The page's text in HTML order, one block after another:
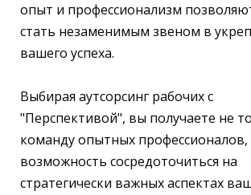
опыт и профессионализм
стать незаменимым звеном в
вашего успеха.
Выбирая аутсорсинг рабочих с
"Перспективой", вы получаете не
команду опытных профессионалов,
возможность сосредоточиться на
стратегически важных аспектах